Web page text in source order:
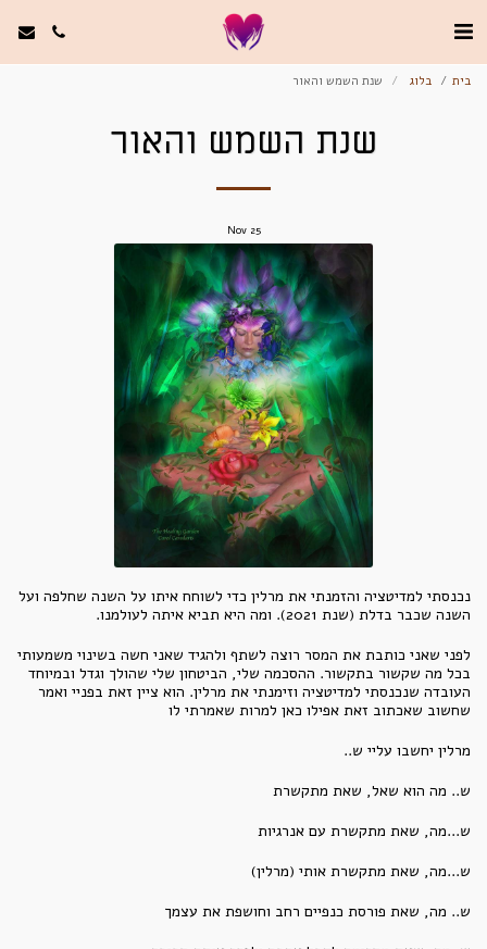
בית בלוג שנת השמש והאור
שנת השמש והאור
25
Nov
נכנסתי למדיטציה והזמנתי את מרלין כדי לשוחח איתו על השנה שחלפה ועל
השנה שכבר בדלת (שנת 2021). ומה היא תביא איתה לעולמנו.
לפני שאני כותבת את המסר רוצה לשתף ולהגיד שאני חשה בשינוי משמעותי
בכל מה שקשור בתקשור. ההסכמה שלי, הביטחון שלי שהולך וגדל ובמיוחד
העובדה שנכנסתי למדיטציה וזימנתי את מרלין. הוא ציין זאת בפניי ואמר
שחשוב שאכתוב זאת אפילו כאן למרות שאמרתי לו
מרלין יחשבו עליי ש..
ש.. מה הוא שאל, שאת מתקשרת
ש...מה, שאת מתקשרת עם אנרגיות
ש...מה, שאת מתקשרת אותי (מרלין)
ש.. מה, שאת פורסת כנפיים רחב וחושפת את עצמך